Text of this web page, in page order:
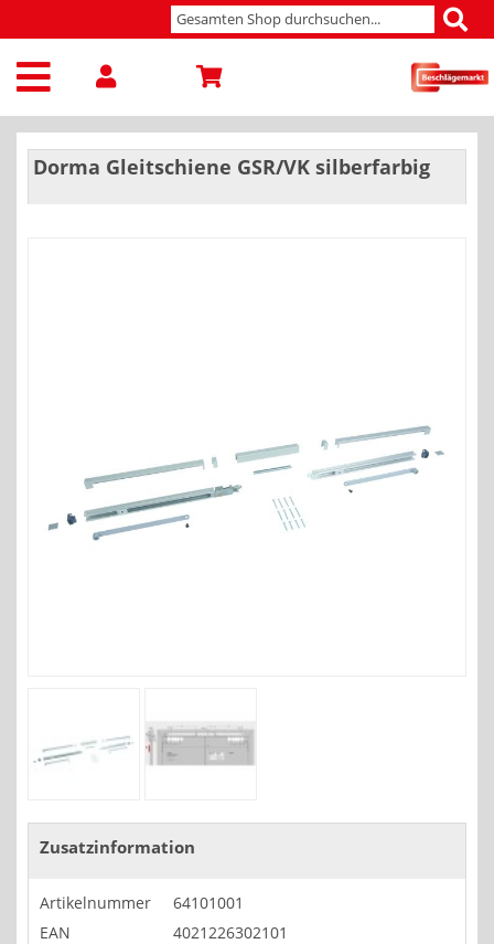
Dorma Gleitschiene GSR/VK silberfarbig
Zusatzinformation
Artikelnummer
64101001
EAN
4021226302101